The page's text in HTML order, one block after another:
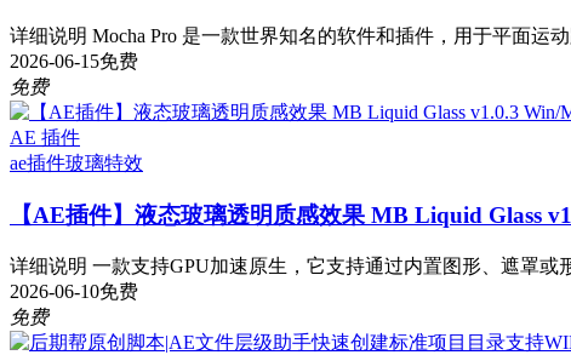
详细说明 Mocha Pro 是一款世界知名的软件和插件，用于平面运
2026-06-15免费
免费
AE 插件
ae插件玻璃特效
【AE插件】液态玻璃透明质感效果 MB Liquid Glass
详细说明 一款支持GPU加速原生，它支持通过内置图形、遮罩或
2026-06-10免费
免费